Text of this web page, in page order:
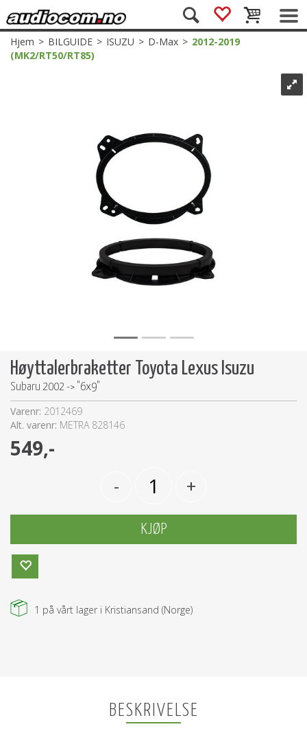
Hjem>BILGUIDE>ISUZU>D-Max>2012-2019
(MK2/RT50/RT85)
Høyttalerbraketter Toyota Lexus Isuzu
Subaru 2002 -> "6x9"
Varenr: 2012469
Alt. varenr: METRA 828146
549,-
- +
KJØP
1 på vårt lager i Kristiansand (Norge)
BESKRIVELSE